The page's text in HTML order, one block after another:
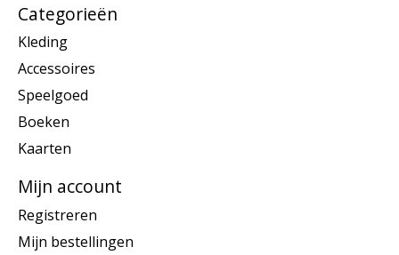
Categorieën
Kleding
Accessoires
Speelgoed
Boeken
Kaarten
Mijn account
Registreren
Mijn bestellingen